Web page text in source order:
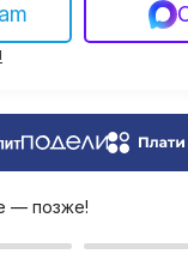
— позже!